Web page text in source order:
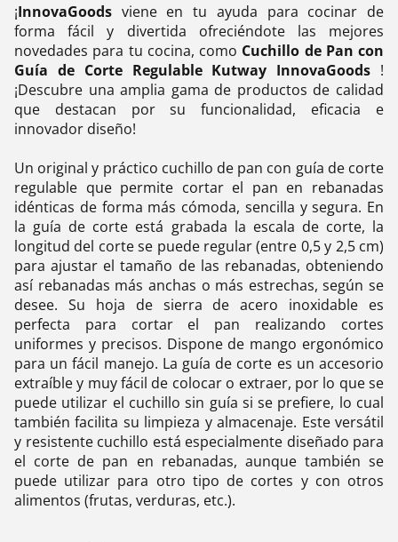
¡InnovaGoods viene en tu ayuda para cocinar de
forma fácil y divertida ofreciéndote las mejores
novedades para tu cocina, como Cuchillo de Pan con
Guía de Corte Regulable Kutway InnovaGoods !
¡Descubre una amplia gama de productos de calidad
que destacan por su funcionalidad, eficacia e
innovador diseño!
Un original y práctico cuchillo de pan con guía de corte
regulable que permite cortar el pan en rebanadas
idénticas de forma más cómoda, sencilla y segura. En
la guía de corte está grabada la escala de corte, la
longitud del corte se puede regular (entre 0,5 y 2,5 cm)
para ajustar el tamaño de las rebanadas, obteniendo
así rebanadas más anchas o más estrechas, según se
desee. Su hoja de sierra de acero inoxidable es
perfecta para cortar el pan realizando cortes
uniformes y precisos. Dispone de mango ergonómico
para un fácil manejo. La guía de corte es un accesorio
extraíble y muy fácil de colocar o extraer, por lo que se
puede utilizar el cuchillo sin guía si se prefiere, lo cual
también facilita su limpieza y almacenaje. Este versátil
y resistente cuchillo está especialmente diseñado para
el corte de pan en rebanadas, aunque también se
puede utilizar para otro tipo de cortes y con otros
alimentos (frutas, verduras, etc.).